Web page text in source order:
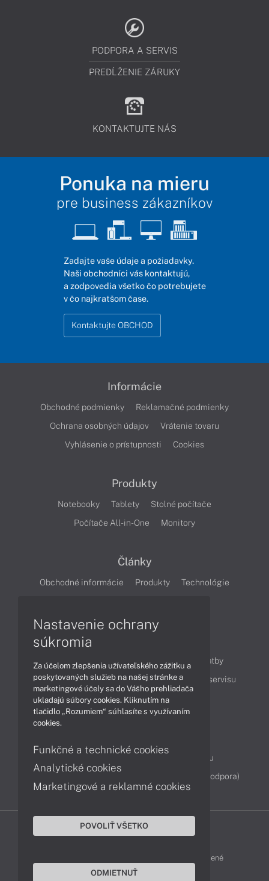
PODPORA A SERVIS
PREDĹŽENIE ZÁRUKY
KONTAKTUJTE NÁS
Ponuka na mieru
pre business zákazníkov
Zadajte vaše údaje a požiadavky.
Naši obchodníci vás kontaktujú,
a zodpovedia všetko čo potrebujete
v čo najkratšom čase.
Kontaktujte OBCHOD
Informácie
Obchodné podmienky
Reklamačné podmienky
Ochrana osobných údajov
Vrátenie tovaru
Vyhlásenie o prístupnosti
Cookies
Produkty
Notebooky Tablety
Stolné počítače
Počítače All-in-One
Monitory
Články
Obchodné informácie Produkty
Technológie
Ako nakupovať
Možnosti doručenia a platby
Podpora a servis
Servisné služby Cenník servisu
Kontakty
Reklamácia tovaru
Diagnostiky online
TeamViewer (vzdialená podpora)
DELL-SHOP © 2011 - 2026 Všetky práva vyhradené
Nastavenie ochrany
súkromia
Za účelom zlepšenia užívateľského zážitku a
poskytovaných služieb na našej stránke a
marketingové účely sa do Vášho prehliadača
ukladajú súbory cookies. Kliknutím na
tlačidlo „Rozumiem“ súhlasíte s využívaním
cookies.
Funkčné a technické cookies
Analytické cookies
Marketingové a reklamné cookies
POVOLIŤ VŠETKO
ODMIETNUŤ